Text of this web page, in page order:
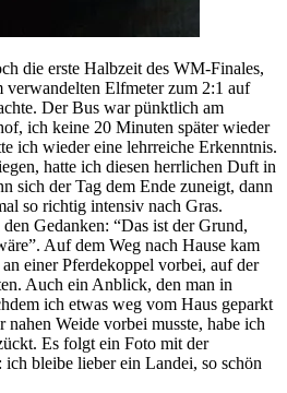
die erste Halbzeit des WM-Finales,
verwandelten Elfmeter zum 2:1 auf
Der Bus war pünktlich am
ich keine 20 Minuten später wieder
ich wieder eine lehrreiche Erkenntnis.
hatte ich diesen herrlichen Duft in
sich der Tag dem Ende zuneigt, dann
so richtig intensiv nach Gras.
Gedanken: “Das ist der Grund,
Auf dem Weg nach Hause kam
einer Pferdekoppel vorbei, auf der
Auch ein Anblick, den man in
ich etwas weg vom Haus geparkt
nahen Weide vorbei musste, habe ich
Es folgt ein Foto mit der
bleibe lieber ein Landei, so schön